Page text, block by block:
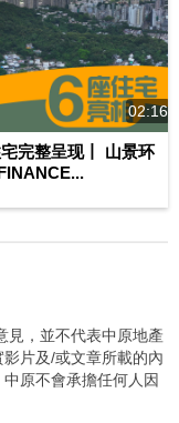
02:16
完整呈现丨 山景环
見，並不代表中原地產
片及/或文章所載的內
原不會承擔任何人因